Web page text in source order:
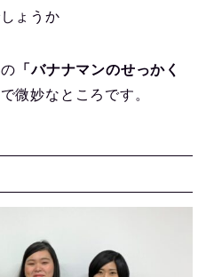
ょうか
「バナナマンのせっかく
微妙なところです。